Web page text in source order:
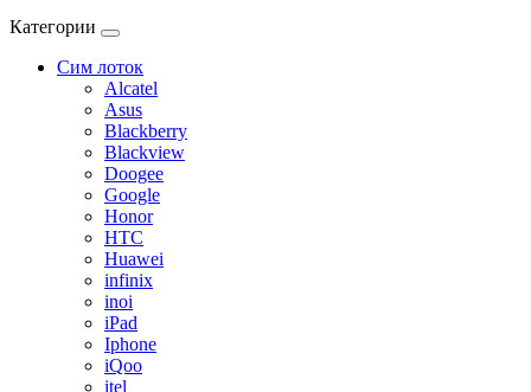
Категории
Сим лоток
Alcatel
Asus
Blackberry
Blackview
Doogee
Google
Honor
HTC
Huawei
infinix
inoi
iPad
Iphone
iQoo
itel